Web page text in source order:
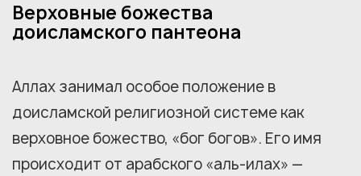
Верховные божества
доисламского пантеона
Аллах занимал особое положение в
доисламской религиозной системе как
верховное божество, «бог богов». Его имя
происходит от арабского «аль-илах» —